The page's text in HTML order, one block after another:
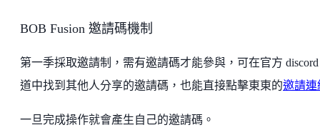
BOB Fusion 邀請碼機制
第一季採取邀請制，需有邀請碼才能參與，可在官方
道中找到其他人分享的邀請碼，也能直接點擊東東的邀請連
一旦完成操作就會產生自己的邀請碼。